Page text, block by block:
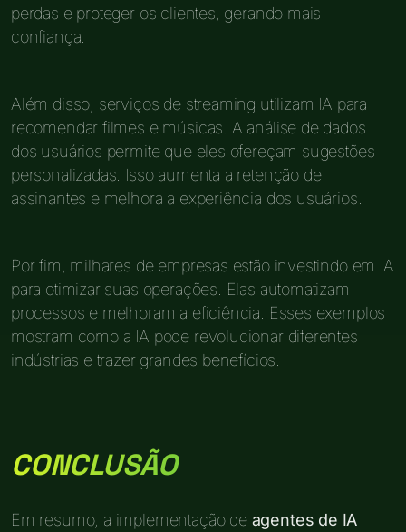
perdas e proteger os clientes, gerando mais
confiança.
Além disso, serviços de streaming utilizam IA para
recomendar filmes e músicas. A análise de dados
dos usuários permite que eles ofereçam sugestões
personalizadas. Isso aumenta a retenção de
assinantes e melhora a experiência dos usuários.
Por fim, milhares de empresas estão investindo em IA
para otimizar suas operações. Elas automatizam
processos e melhoram a eficiência. Esses exemplos
mostram como a IA pode revolucionar diferentes
indústrias e trazer grandes benefícios.
CONCLUSÃO
Em resumo, a implementação de agentes de IA